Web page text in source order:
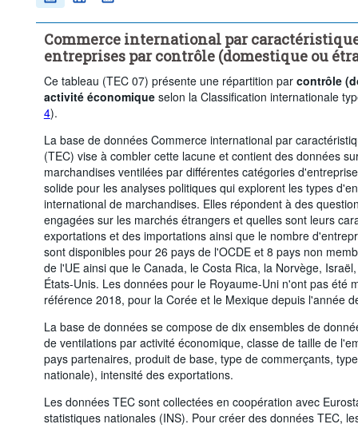
Commerce international par
entreprises par contrôle (domestique ou
Ce tableau (TEC 07) présente une répartition par contrôle
activité économiqueselon la Classification internationale
4).
La base de données Commerce international par
(TEC) vise à combler cette lacune et contient des données
marchandises ventilées par différentes catégories
solide pour les analyses politiques qui explorent les types
international de marchandises. Elles répondent à des
engagées sur les marchés étrangers et quelles sont leurs
exportations et des importations ainsi que le nombre
sont disponibles pour 26 pays de l'OCDE et 8 pays non
de l'UE ainsi que le Canada, le Costa Rica, la Norvège,
États-Unis. Les données pour le Royaume-Uni n'ont pas été
référence 2018, pour la Corée et le Mexique depuis l'année
La base de données se compose de dix ensembles de
de ventilations par activité économique, classe de taille de
pays partenaires, produit de base, type de commerçants,
nationale), intensité des exportations.
Les données TEC sont collectées en coopération avec
statistiques nationales (INS). Pour créer des données TEC,